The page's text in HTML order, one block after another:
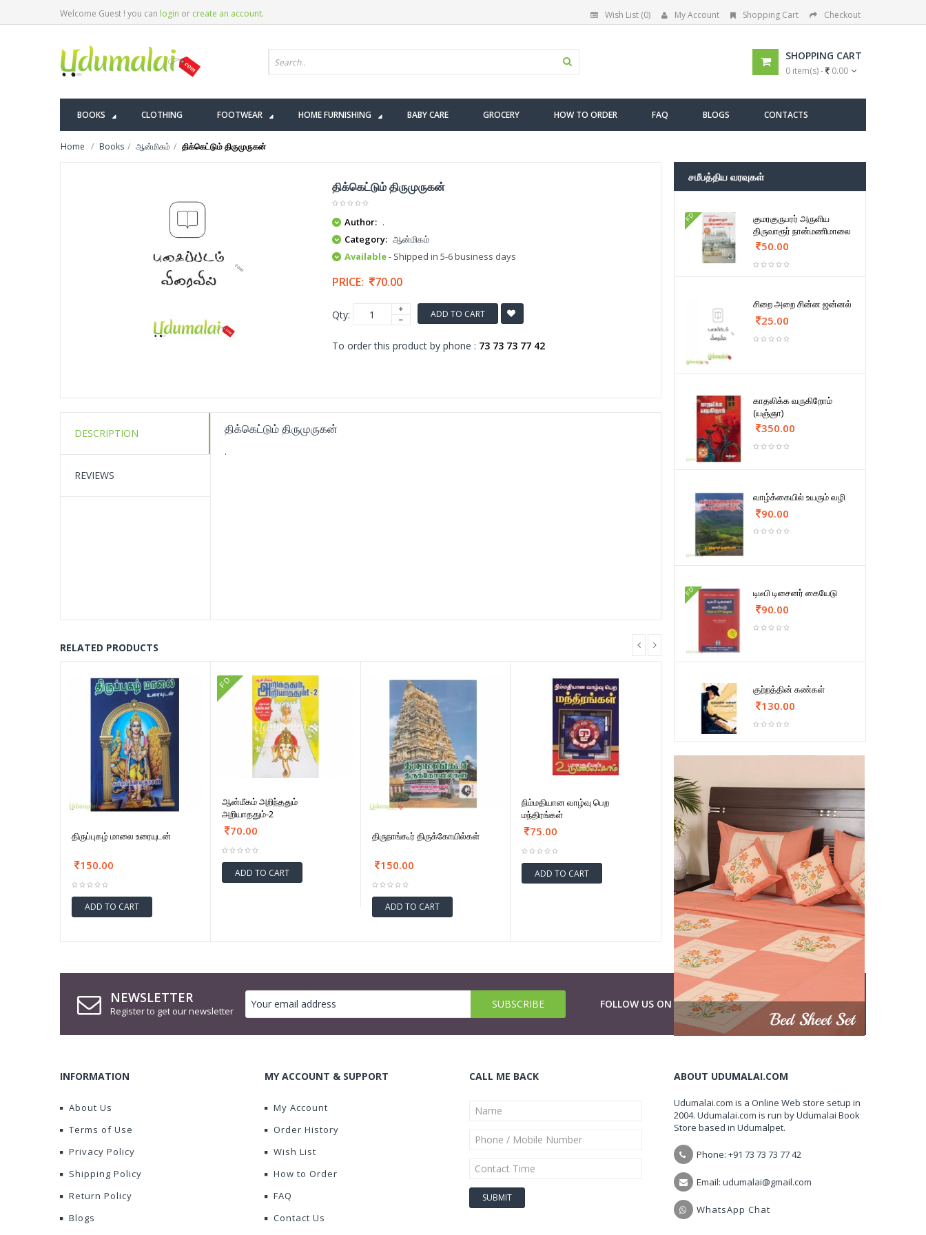
Welcome Guest ! you can login or create an account. Wish List (0) My Account Shopping Cart Checkout
SHOPPING CART
0 item(s) - 0.00
BOOKS CLOTHING FOOTWEAR HOME FURNISHING BABY CARE GROCERY HOW TO ORDER FAQ BLOGS CONTACTS
Home Books ஆன்மிகம் திக்கெட்டும் திருமுருகன்
திக்கெட்டும் திருமுருகன்
Author: .
Category: ஆன்மிகம்
Available- Shipped in 5-6 business days
PRICE: 70.00
Qty: ADD TO CART
To order this product by phone : 73 73 73 77 42
DESCRIPTION
REVIEWS
திக்கெட்டும் திருமுருகன்
.
RELATED PRODUCTS
திருப்புகழ் மாலை உரையுடன்
150.00
ADD TO CART
FD
ஆன்மீகம் அறிந்ததும்
அறியாததும்-2
70.00
ADD TO CART
திருநாங்கூர் திருக்கோயில்கள்
150.00
ADD TO CART
நிம்மதியான வாழ்வு பெற
மந்திரங்கள்
75.00
ADD TO CART
சமீபத்திய வரவுகள்
FD
குமரகுருபரர் அருளிய
திருவாரூர் நான்மணிமாலை
50.00
சிறை அறை சின்ன ஜன்னல்
25.00
காதலிக்க வருகிறோம்
(யஞ்ஞா)
350.00
வாழ்க்கையில் உயரும் வழி
90.00
FD டிடீபி டிசைனர் கையேடு
90.00
குற்றத்தின் கண்கள்
130.00
NEWSLETTER
Register to get our newsletter
FOLLOW US ON
INFORMATION
About Us
Terms of Use
Privacy Policy
Shipping Policy
Return Policy
Blogs
MY ACCOUNT & SUPPORT
My Account
Order History
Wish List
How to Order
FAQ
Contact Us
CALL ME BACK ABOUT UDUMALAI.COM
Udumalai.com is a Online Web store setup in
2004. Udumalai.com is run by Udumalai Book
Store based in Udumalpet.
Phone: +91 73 73 73 77 42
Email: udumalai@gmail.com
WhatsApp Chat